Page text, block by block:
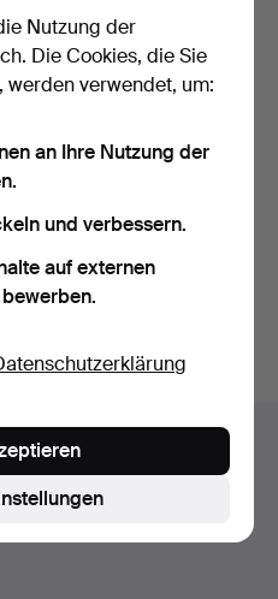
FONSECA GUIMARAENS
1968 VINTAGE PORT,
ZUSA…
3 Tage
34 USD
Auktionen aus unserem
Nutzung der
Die Cookies, die Sie
verwendet, um:
an Ihre Nutzung der
und verbessern.
auf externen